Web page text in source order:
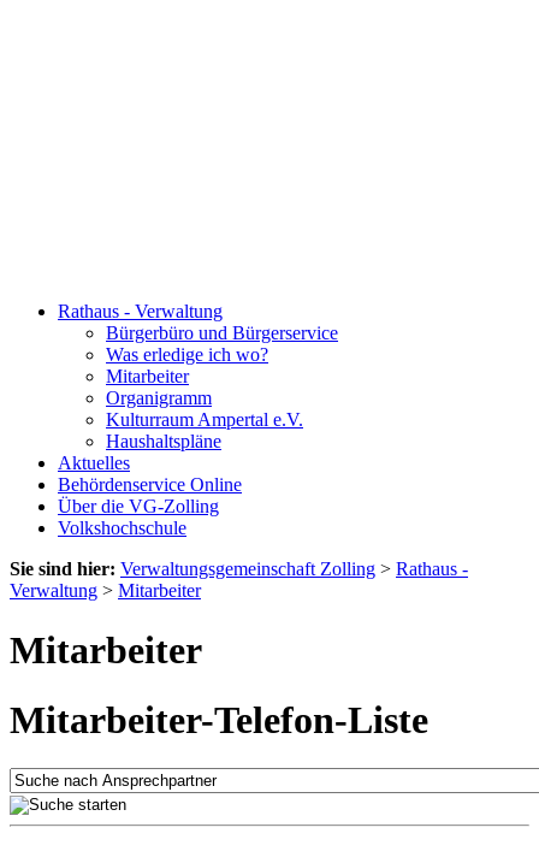
Rathaus - Verwaltung
Bürgerbüro und Bürgerservice
Was erledige ich wo?
Mitarbeiter
Organigramm
Kulturraum Ampertal e.V.
Haushaltspläne
Aktuelles
Behördenservice Online
Über die VG-Zolling
Volkshochschule
Sie sind hier: Verwaltungsgemeinschaft Zolling > Rathaus -
Verwaltung > Mitarbeiter
Mitarbeiter
Mitarbeiter-Telefon-Liste